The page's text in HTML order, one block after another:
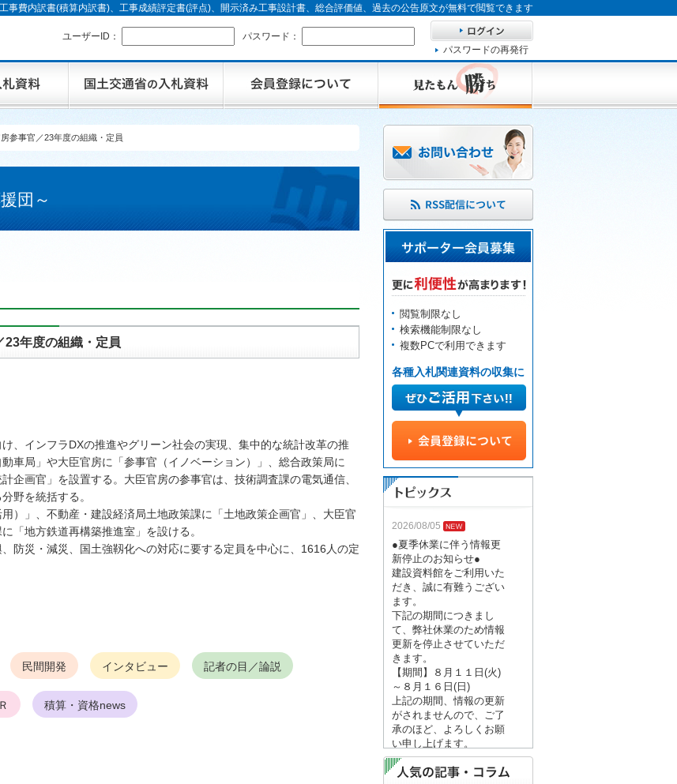
事費内訳書(積算内訳書)、工事成績評定書(評点)、開示済み工事設計書、総合評価値、過去の公告原文が無料で閲覧できます
ユーザーID：
パスワード：
パスワードの再発行
参事官／23年度の組織・定員
団～
年度の組織・定員
、インフラDXの推進やグリーン社会の実現、集中的な統計改革の推
車局」や大臣官房に「参事官（イノベーション）」、総合政策局に
企画官」を設置する。大臣官房の参事官は、技術調査課の電気通信、
野を統括する。
）」、不動産・建設経済局土地政策課に「土地政策企画官」、大臣官
「地方鉄道再構築推進室」を設ける。
防災・減災、国土強靱化への対応に要する定員を中心に、1616人の定
民間開発 インタビュー 記者の目／論説
積算・資格news
閲覧制限なし
検索機能制限なし
複数PCで利用できます
各種入札関連資料の収集に
2026/08/05
●夏季休業に伴う情報更
新停止のお知らせ●
建設資料館をご利用いた
だき、誠に有難うござい
ます。
下記の期間につきまし
て、弊社休業のため情報
更新を停止させていただ
きます。
【期間】８月１１日(火)
～８月１６日(日)
上記の期間、情報の更新
がされませんので、ご了
承のほど、よろしくお願
い申し上げます。
なお、情報は８月１７日
(月)より登録されます。